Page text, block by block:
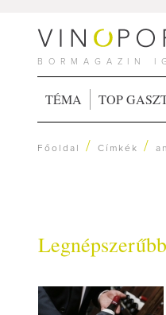
BORMAGAZIN
TÉMA TOP
Főoldal /Címkék /